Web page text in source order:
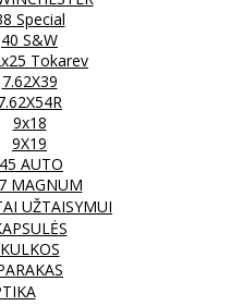
Special
40 S&W
Tokarev
7.62X39
9x18
9X19
AUTO
MAGNUM
UŽTAISYMUI
KULKOS